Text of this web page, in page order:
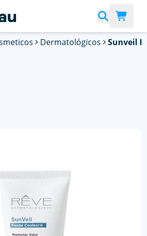
Dermatológicos